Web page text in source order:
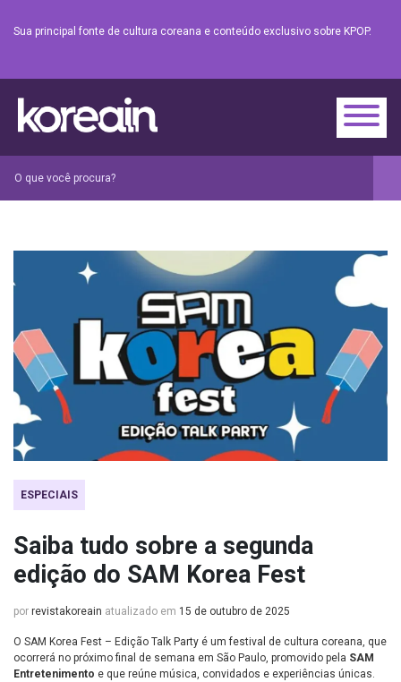
Sua principal fonte de cultura coreana e conteúdo exclusivo sobre KPOP.
ESPECIAIS
Saiba tudo sobre a segunda
edição do SAM Korea Fest
por revistakoreain atualizado em 15 de outubro de 2025
O SAM Korea Fest – Edição Talk Party é um festival de cultura coreana, que
ocorrerá no próximo final de semana em São Paulo, promovido pela SAM
Entretenimento e que reúne música, convidados e experiências únicas.